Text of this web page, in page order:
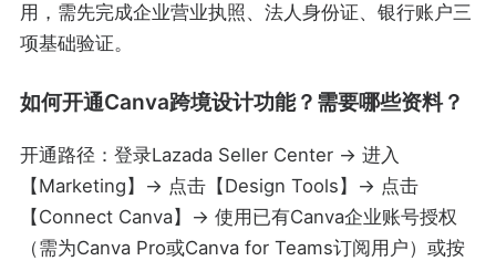
用，需先完成企业营业执照、法人身份证、银行账户三
项基础验证。
如何开通Canva跨境设计功能？需要哪些资料？
开通路径：登录Lazada Seller Center → 进入
【Marketing】→ 点击【Design Tools】→ 点击
【Connect Canva】→ 使用已有Canva企业账号授权
（需为Canva Pro或Canva for Teams订阅用户）或按